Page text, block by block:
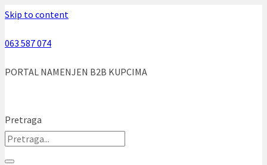
Skip to content
063 587 074
PORTAL NAMENJEN B2B KUPCIMA
Pretraga